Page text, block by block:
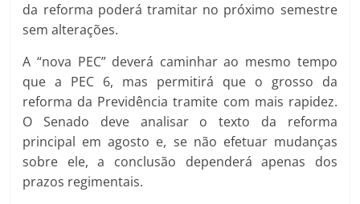
da reforma poderá tramitar no próximo semestre
sem alterações.
A “nova PEC” deverá caminhar ao mesmo tempo
que a PEC 6, mas permitirá que o grosso da
reforma da Previdência tramite com mais rapidez.
O Senado deve analisar o texto da reforma
principal em agosto e, se não efetuar mudanças
sobre ele, a conclusão dependerá apenas dos
prazos regimentais.